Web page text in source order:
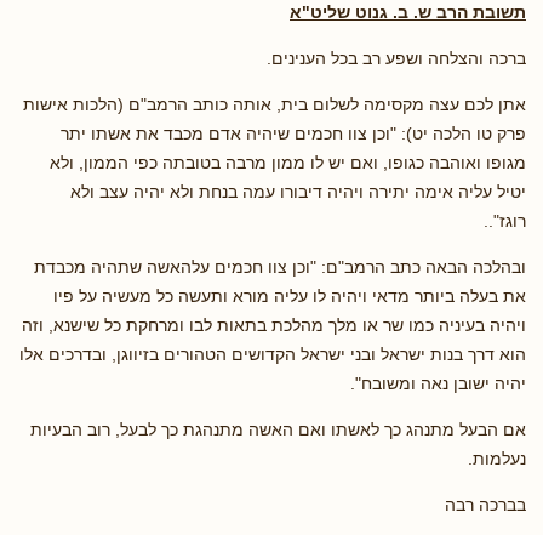
תשובת הרב ש. ב. גנוט שליט"א
ברכה והצלחה ושפע רב בכל הענינים.
אתן לכם עצה מקסימה לשלום בית, אותה כותב הרמב"ם (הלכות אישות
פרק טו הלכה יט): "וכן צוו חכמים שיהיה אדם מכבד את אשתו יתר
מגופו ואוהבה כגופו, ואם יש לו ממון מרבה בטובתה כפי הממון, ולא
יטיל עליה אימה יתירה ויהיה דיבורו עמה בנחת ולא יהיה עצב ולא
רוגז"..
ובהלכה הבאה כתב הרמב"ם: "וכן צוו חכמים עלהאשה שתהיה מכבדת
את בעלה ביותר מדאי ויהיה לו עליה מורא ותעשה כל מעשיה על פיו
ויהיה בעיניה כמו שר או מלך מהלכת בתאות לבו ומרחקת כל שישנא, וזה
הוא דרך בנות ישראל ובני ישראל הקדושים הטהורים בזיווגן, ובדרכים אלו
יהיה ישובן נאה ומשובח".
אם הבעל מתנהג כך לאשתו ואם האשה מתנהגת כך לבעל, רוב הבעיות
נעלמות.
בברכה רבה